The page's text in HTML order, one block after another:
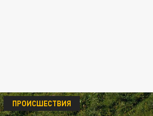
ПРОИСШЕСТВИЯ